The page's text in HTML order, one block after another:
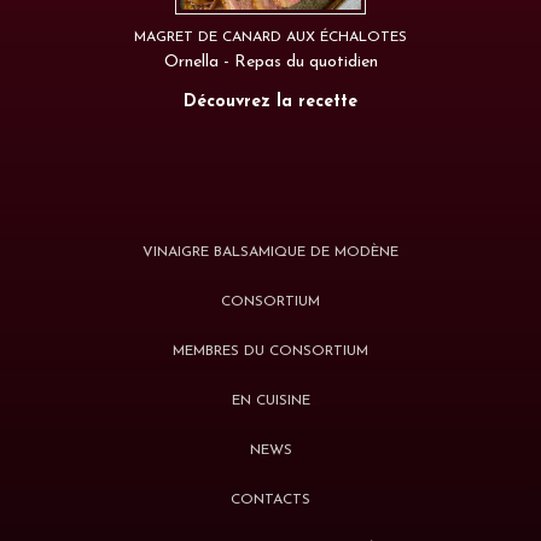
MAGRET DE CANARD AUX ÉCHALOTES
Ornella - Repas du quotidien
Découvrez la recette
VINAIGRE BALSAMIQUE DE MODÈNE
CONSORTIUM
MEMBRES DU CONSORTIUM
EN CUISINE
NEWS
CONTACTS